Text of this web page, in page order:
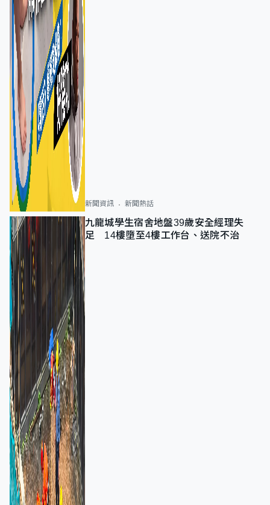
新聞資訊 新聞熱話
九龍城學生宿舍地盤39歲安全經理失
足 14樓墮至4樓工作台、送院不治